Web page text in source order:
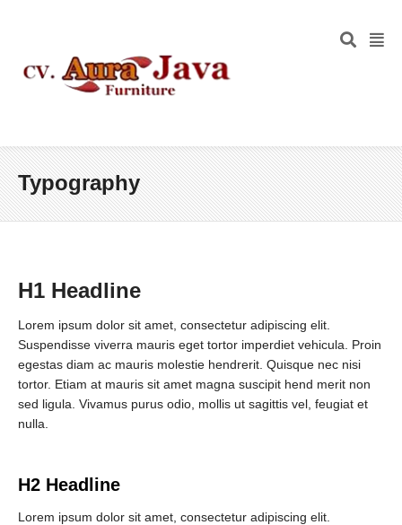
Typography
H1 Headline
Lorem ipsum dolor sit amet, consectetur adipiscing elit.
Suspendisse viverra mauris eget tortor imperdiet vehicula. Proin
egestas diam ac mauris molestie hendrerit. Quisque nec nisi
tortor. Etiam at mauris sit amet magna suscipit hend merit non
sed ligula. Vivamus purus odio, mollis ut sagittis vel, feugiat et
nulla.
H2 Headline
Lorem ipsum dolor sit amet, consectetur adipiscing elit.